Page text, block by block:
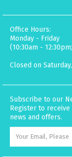
Office Hours:
Monday - Friday
(10:30am -
Closed on
Subscribe to our
Register to
news and offers.